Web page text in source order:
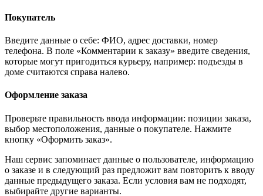
Покупатель
Введите данные о себе: ФИО, адрес доставки, номер
телефона. В поле «Комментарии к заказу» введите сведения,
которые могут пригодиться курьеру, например: подъезды в
доме считаются справа налево.
Оформление заказа
Проверьте правильность ввода информации: позиции заказа,
выбор местоположения, данные о покупателе. Нажмите
кнопку «Оформить заказ».
Наш сервис запоминает данные о пользователе, информацию
о заказе и в следующий раз предложит вам повторить к вводу
данные предыдущего заказа. Если условия вам не подходят,
выбирайте другие варианты.